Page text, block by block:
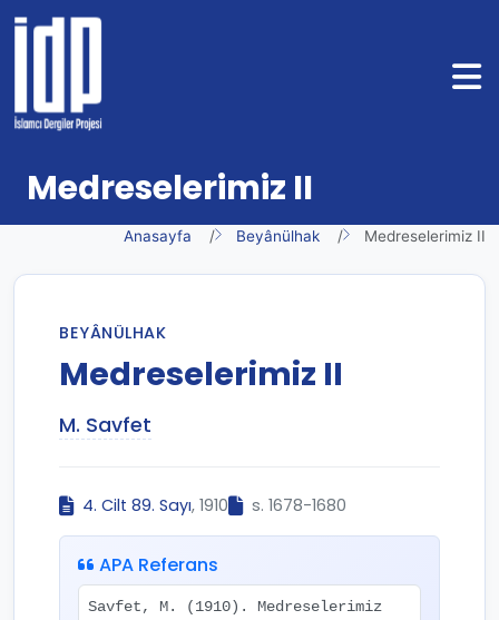
Medreselerimiz II
Anasayfa Beyânülhak Medreselerimiz II
BEYÂNÜLHAK
Medreselerimiz II
M. Savfet
4. Cilt 89. Sayı, 1910 s. 1678-1680
APA Referans
Savfet, M. (1910). Medreselerimiz